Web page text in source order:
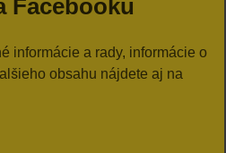
Facebooku
informácie a rady, informácie o
obsahu nájdete aj na